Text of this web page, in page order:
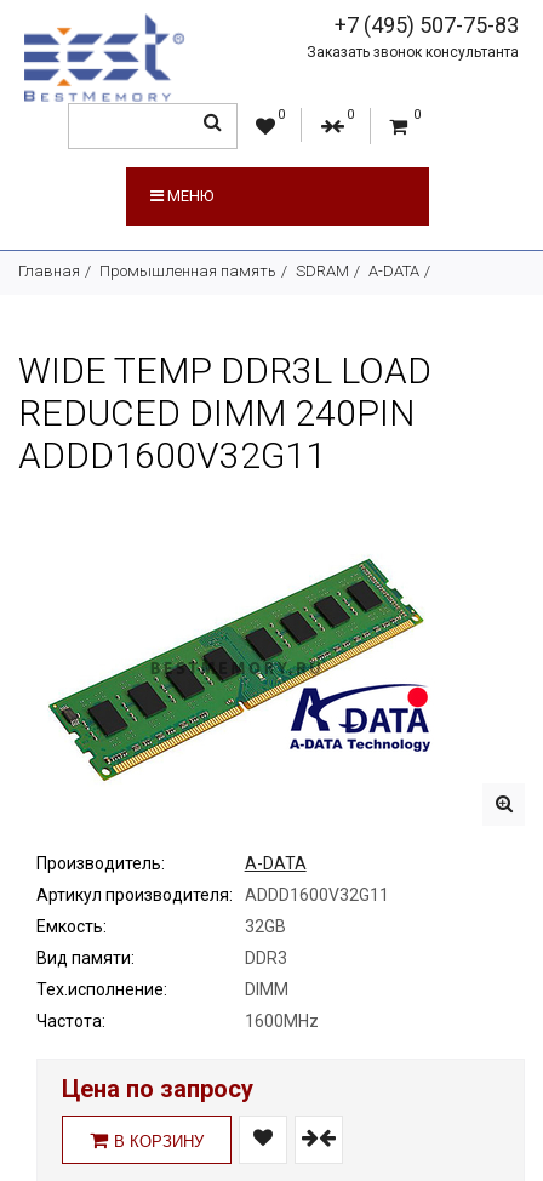
+7 (495) 507-75-83
Заказать звонок консультанта
0 0 0
МЕНЮ
Главная Промышленная память SDRAM A-DATA
WIDE TEMP DDR3L LOAD
REDUCED DIMM 240PIN
ADDD1600V32G11
Производитель:
A-DATA
Артикул производителя:
ADDD1600V32G11
Емкость:
32GB
Вид памяти:
DDR3
Тех.исполнение:
DIMM
Частота:
1600MHz
Цена по запросу
В КОРЗИНУ